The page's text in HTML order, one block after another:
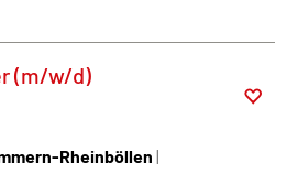
(m/w/d)
Rheinböllen |